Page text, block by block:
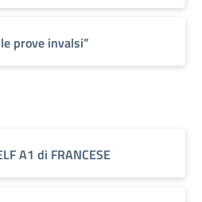
prove invalsi”
A1 di FRANCESE